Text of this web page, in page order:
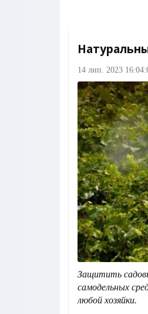
14 лип. 2023
Защитить
самодельных
любой хозяйки.